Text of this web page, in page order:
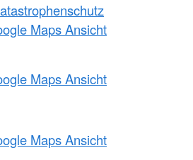
Maps Ansicht
Maps Ansicht
Maps Ansicht